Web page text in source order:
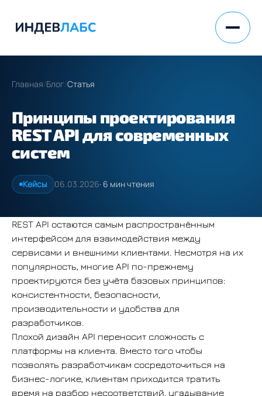
Главная/Блог/Статья
Принципы проектирования
REST API для современных
систем
Кейсы 06.03.2026· 6 мин чтения
REST API остаются самым распространённым
интерфейсом для взаимодействия между
сервисами и внешними клиентами. Несмотря на их
популярность, многие API по-прежнему
проектируются без учёта базовых принципов:
консистентности, безопасности,
производительности и удобства для
разработчиков.
Плохой дизайн API переносит сложность с
платформы на клиента. Вместо того чтобы
позволять разработчикам сосредоточиться на
бизнес-логике, клиентам приходится тратить
время на разбор несоответствий, угадывание